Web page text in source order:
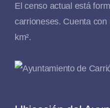
El censo actual está
carrioneses. Cuenta
km².